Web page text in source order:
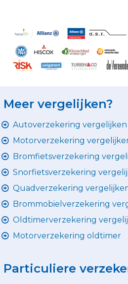
Meer vergelijken?
Autoverzekering vergelijken
Motorverzekering
Bromfietsverzekering
Snorfietsverzekering
Quadverzekering
Brommobielverzekering
Oldtimerverzekering
Motorverzekering oldtimer
Particuliere